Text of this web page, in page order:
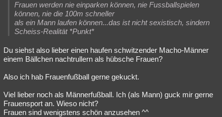
Frauen werden nie einparken können, nie Fussballspielen
können, nie die 100m schneller
als ein Mann laufen können...das ist nicht sexistisch, sindern
Scheiss-Realität *Punkt*
Du siehst also lieber einen haufen schwitzender Macho-Männer
einem Bällchen nachtrullern als hübsche Frauen?
Also ich hab Frauenfußball gerne gekuckt.
Viel lieber noch als Männerfußball. Ich (als Mann) guck mir gerne
Frauensport an. Wieso nicht?
Frauen sind wenigstens schön anzusehen ^^